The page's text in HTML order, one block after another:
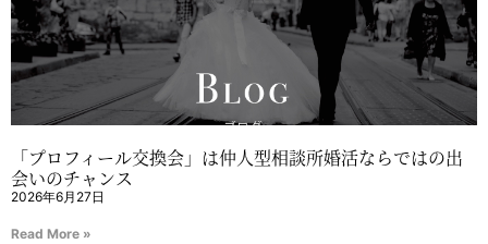
「プロフィール交換会」は仲人型相談所婚活ならではの出
会いのチャンス
2026年6月27日
Read More »